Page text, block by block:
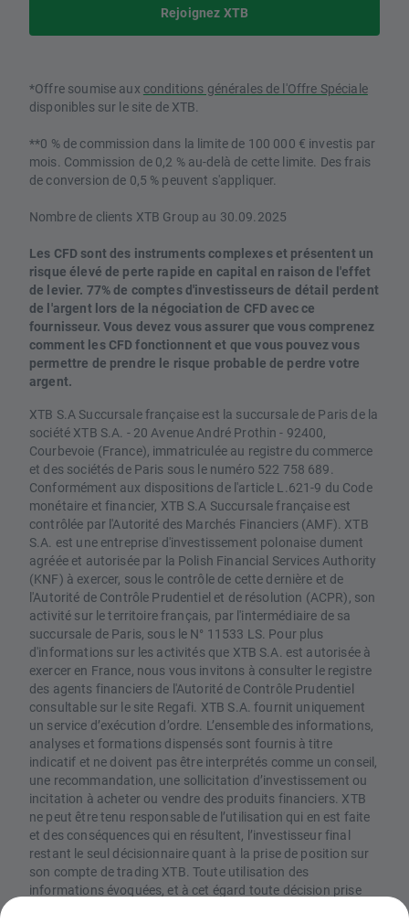
Rejoignez XTB
*Offre soumise aux conditions générales de l'Offre Spéciale
disponibles sur le site de XTB.
**0 % de commission dans la limite de 100 000 € investis par
mois. Commission de 0,2 % au-delà de cette limite. Des frais
de conversion de 0,5 % peuvent s'appliquer.
Nombre de clients XTB Group au 30.09.2025
Les CFD sont des instruments complexes et présentent un
risque élevé de perte rapide en capital en raison de l'effet
de levier. 77% de comptes d'investisseurs de détail perdent
de l'argent lors de la négociation de CFD avec ce
fournisseur. Vous devez vous assurer que vous comprenez
comment les CFD fonctionnent et que vous pouvez vous
permettre de prendre le risque probable de perdre votre
argent.
XTB S.A Succursale française est la succursale de Paris de la
société XTB S.A. - 20 Avenue André Prothin - 92400,
Courbevoie (France), immatriculée au registre du commerce
et des sociétés de Paris sous le numéro 522 758 689.
Conformément aux dispositions de l'article L.621-9 du Code
monétaire et financier, XTB S.A Succursale française est
contrôlée par l'Autorité des Marchés Financiers (AMF). XTB
S.A. est une entreprise d'investissement polonaise dument
agréée et autorisée par la Polish Financial Services Authority
(KNF) à exercer, sous le contrôle de cette dernière et de
l'Autorité de Contrôle Prudentiel et de résolution (ACPR), son
activité sur le territoire français, par l'intermédiaire de sa
succursale de Paris, sous le N° 11533 LS. Pour plus
d'informations sur les activités que XTB S.A. est autorisée à
exercer en France, nous vous invitons à consulter le registre
des agents financiers de l'Autorité de Contrôle Prudentiel
consultable sur le site Regafi. XTB S.A. fournit uniquement
un service d’exécution d’ordre. L’ensemble des informations,
analyses et formations dispensés sont fournis à titre
indicatif et ne doivent pas être interprétés comme un conseil,
une recommandation, une sollicitation d’investissement ou
incitation à acheter ou vendre des produits financiers. XTB
ne peut être tenu responsable de l’utilisation qui en est faite
et des conséquences qui en résultent, l’investisseur final
restant le seul décisionnaire quant à la prise de position sur
son compte de trading XTB. Toute utilisation des
informations évoquées, et à cet égard toute décision prise